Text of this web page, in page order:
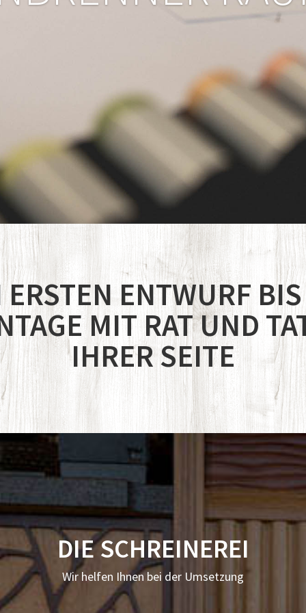
ERSTEN ENTWURF
MIT RAT UND
IHRER SEITE
DIE SCHREINEREI
Wir helfen Ihnen bei der Umsetzung